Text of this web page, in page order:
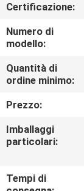
GIRO
DELLA
FABBRICA
DI
QUALITÀ
Certificazione:
Numero di
modello:
Quantità di
ordine minimo:
Prezzo:
Imballaggi
particolari:
Tempi di